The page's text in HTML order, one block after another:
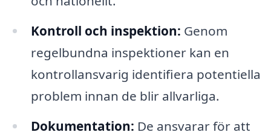
Kontroll och inspektion: Genom
regelbundna inspektioner kan en
kontrollansvarig identifiera potentiella
problem innan de blir allvarliga.
Dokumentation: De ansvarar för att